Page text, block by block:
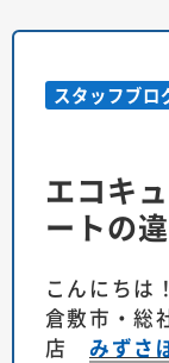
スタッフブロ
エコキ
ートの
こんにちは！
倉敷市・総
店 みずさ